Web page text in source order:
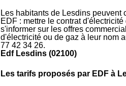
Les habitants de Lesdins
EDF : mettre le contrat
s'informer sur les offres
d'électricité ou de gaz à leur nom
77 42 34 26.
Edf Lesdins (02100)
Les tarifs proposés par EDF à